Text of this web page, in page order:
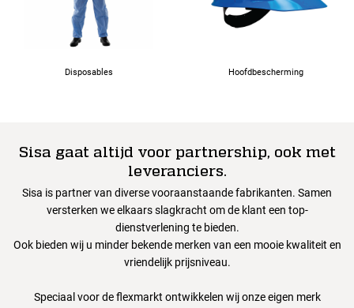
Disposables Hoofdbescherming
Sisa gaat altijd voor partnership, ook met
leveranciers.
Sisa is partner van diverse vooraanstaande fabrikanten. Samen
versterken we elkaars slagkracht om de klant een top-
dienstverlening te bieden.
Ook bieden wij u minder bekende merken van een mooie kwaliteit en
vriendelijk prijsniveau.
Speciaal voor de flexmarkt ontwikkelen wij onze eigen merk